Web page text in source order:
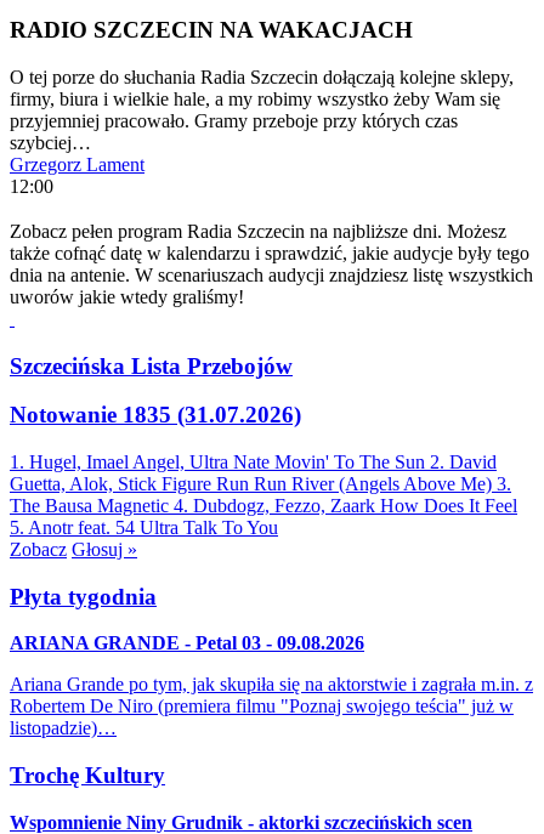
RADIO SZCZECIN NA WAKACJACH
O tej porze do słuchania Radia Szczecin dołączają kolejne sklepy,
firmy, biura i wielkie hale, a my robimy wszystko żeby Wam się
przyjemniej pracowało. Gramy przeboje przy których czas
szybciej…
Grzegorz Lament
12:00
Zobacz pełen program Radia Szczecin na najbliższe dni. Możesz
także cofnąć datę w kalendarzu i sprawdzić, jakie audycje były tego
dnia na antenie. W scenariuszach audycji znajdziesz listę wszystkich
uworów jakie wtedy graliśmy!
Szczecińska Lista Przebojów
Notowanie 1835 (31.07.2026)
1. Hugel, Imael Angel, Ultra Nate Movin' To The Sun 2. David
Guetta, Alok, Stick Figure Run Run River (Angels Above Me) 3.
The Bausa Magnetic 4. Dubdogz, Fezzo, Zaark How Does It Feel
5. Anotr feat. 54 Ultra Talk To You
Zobacz Głosuj »
Płyta tygodnia
ARIANA GRANDE - Petal 03 - 09.08.2026
Ariana Grande po tym, jak skupiła się na aktorstwie i zagrała m.in. z
Robertem De Niro (premiera filmu "Poznaj swojego teścia" już w
listopadzie)…
Trochę Kultury
Wspomnienie Niny Grudnik - aktorki szczecińskich scen